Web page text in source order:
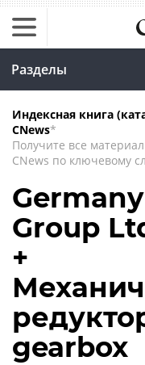
Разделы
Индексная книга
CNews*
Получите все
CNews по ключевому
Group
+
gearbox